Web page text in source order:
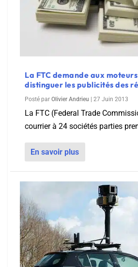
La FTC demande aux
distinguer les publicités des
Posté par Olivier Andrieu | 27 Juin 2013
La FTC (Federal Trade
courrier à 24 sociétés parties
En savoir plus